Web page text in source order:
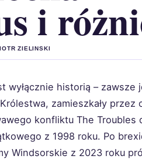
i
ZIELINSKI
wyłącznie historią – zawsze
zamieszkały przez
konfliktu The Troubles
z 1998 roku. Po
Windsorskie z 2023 roku